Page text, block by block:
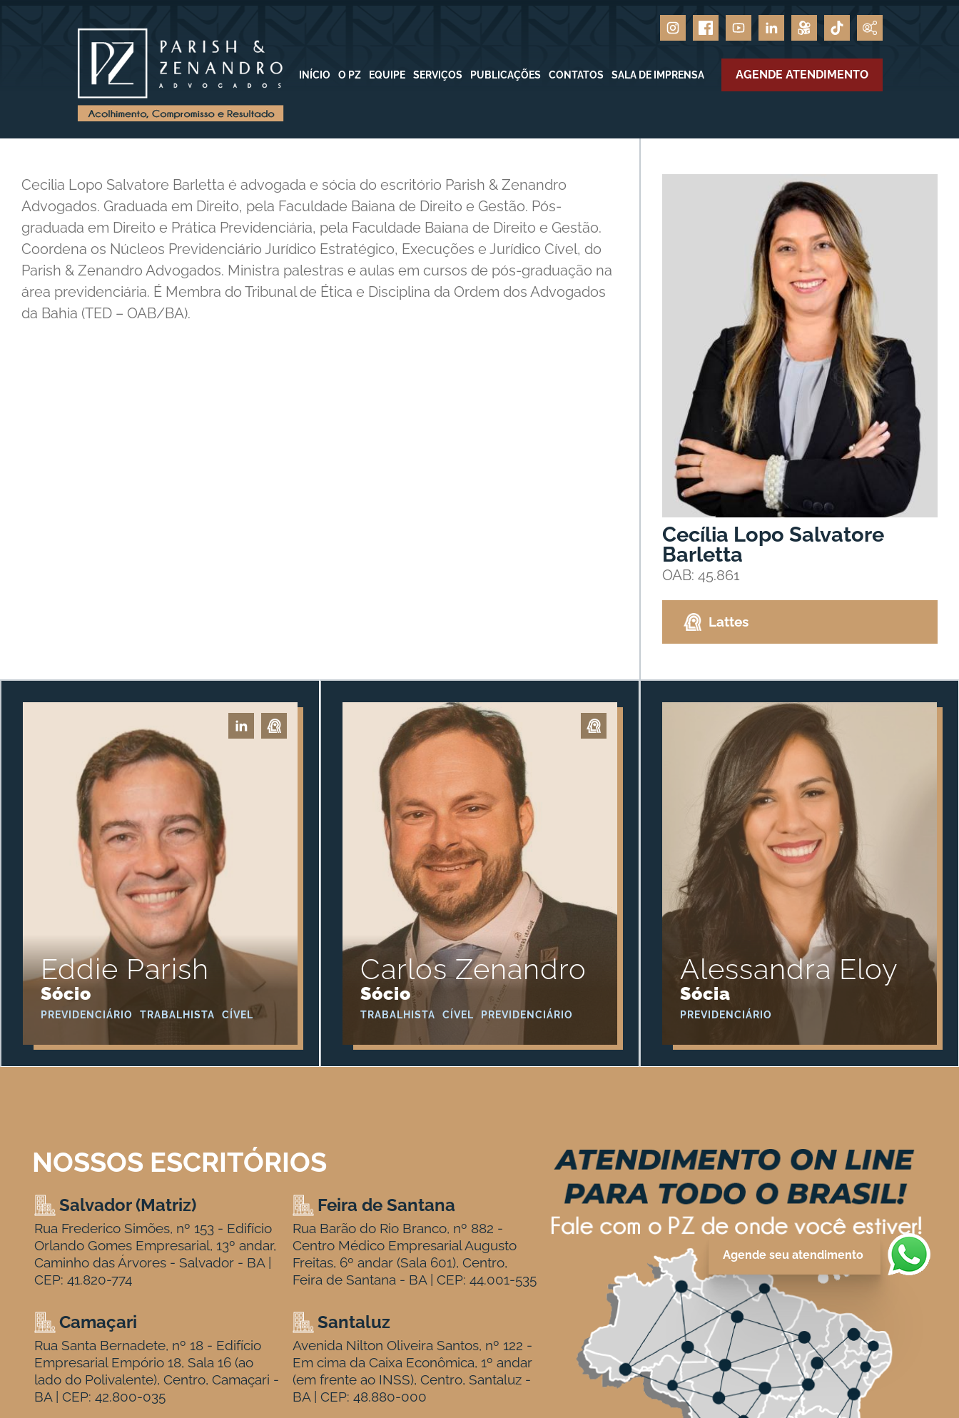
Agende seu atendimento
INÍCIO O PZ EQUIPE SERVIÇOS PUBLICAÇÕES CONTATOS SALA DE IMPRENSA AGENDE ATENDIMENTO
Cecilia Lopo Salvatore Barletta é advogada e sócia do escritório Parish & Zenandro
Advogados. Graduada em Direito, pela Faculdade Baiana de Direito e Gestão. Pós-
graduada em Direito e Prática Previdenciária, pela Faculdade Baiana de Direito e Gestão.
Coordena os Núcleos Previdenciário Jurídico Estratégico, Execuções e Jurídico Cível, do
Parish & Zenandro Advogados. Ministra palestras e aulas em cursos de pós-graduação na
área previdenciária. É Membra do Tribunal de Ética e Disciplina da Ordem dos Advogados
da Bahia (TED – OAB/BA).
Cecília Lopo Salvatore
Barletta
OAB: 45.861
Lattes
Eddie Parish
Sócio
PREVIDENCIÁRIO TRABALHISTA CÍVEL
Carlos Zenandro
Sócio
TRABALHISTA CÍVEL PREVIDENCIÁRIO
Alessandra Eloy
Sócia
PREVIDENCIÁRIO
NOSSOS ESCRITÓRIOS
Salvador (Matriz)
Rua Frederico Simões, nº 153 - Edifício
Orlando Gomes Empresarial, 13º andar,
Caminho das Árvores - Salvador - BA |
CEP: 41.820-774
Feira de Santana
Rua Barão do Rio Branco, nº 882 -
Centro Médico Empresarial Augusto
Freitas, 6º andar (Sala 601), Centro,
Feira de Santana - BA | CEP: 44.001-535
Camaçari
Rua Santa Bernadete, nº 18 - Edifício
Empresarial Empório 18, Sala 16 (ao
lado do Polivalente), Centro, Camaçari -
BA | CEP: 42.800-035
Santaluz
Avenida Nilton Oliveira Santos, nº 122 -
Em cima da Caixa Econômica, 1º andar
(em frente ao INSS), Centro, Santaluz -
BA | CEP: 48.880-000